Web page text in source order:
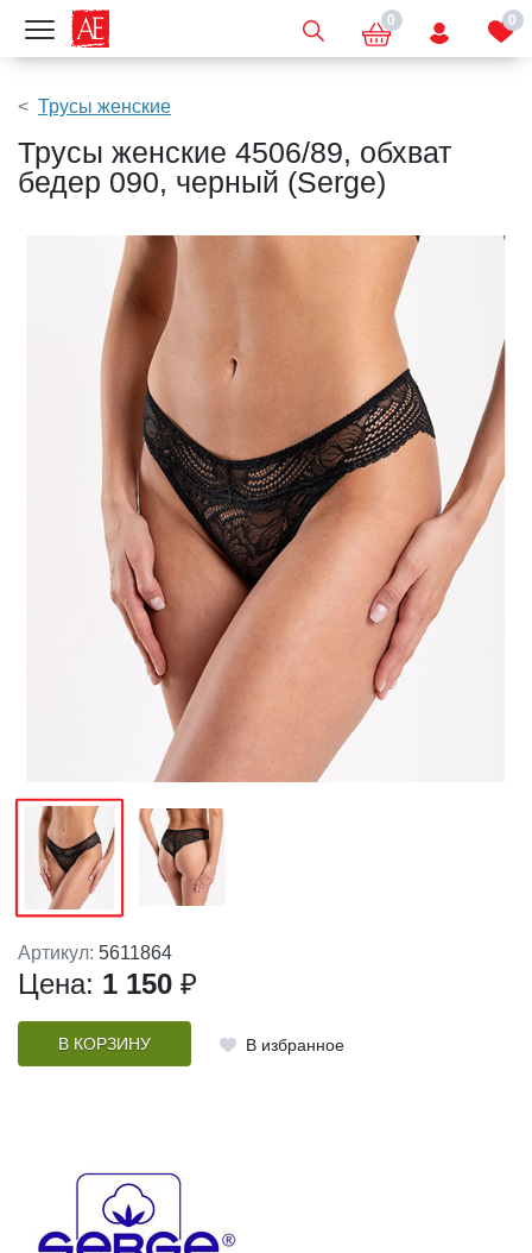
Показать меню 0 0
Трусы женские
Трусы женские 4506/89, обхват
бедер 090, черный (Serge)
Артикул: 5611864
Цена: 1 150 ₽
В КОРЗИНУ В избранное